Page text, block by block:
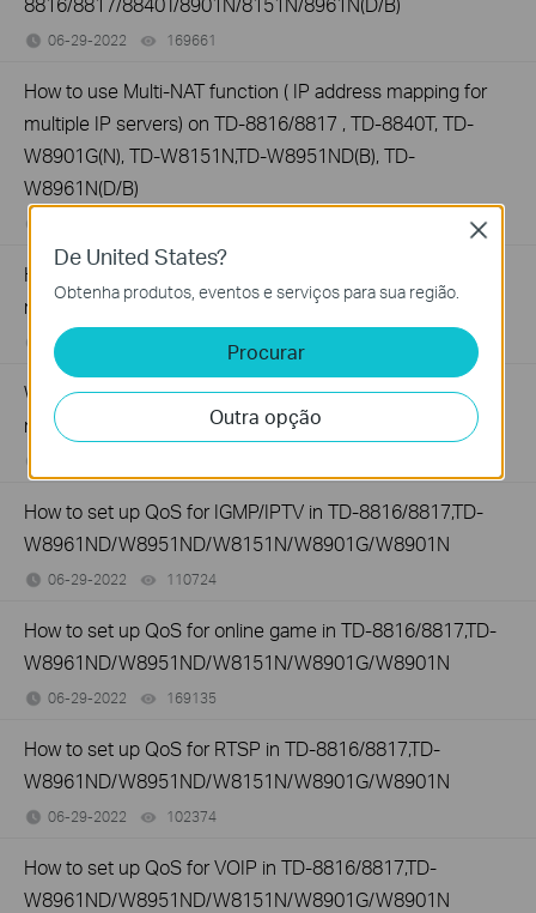
06-29-2022 169661
How to use Multi-NAT function ( IP address mapping for
multiple IP servers) on TD-8816/8817 , TD-8840T, TD-
W8901G(N), TD-W8151N,TD-W8951ND(B), TD-
W8961N(D/B)
How to configure Static Routing on TP-Link ADSL2+
modem router (Trendchip Solution)
06-29-2022 views
Why do I failed to upgrade the firmware of the DSL
modem router?
How to set up QoS for IGMP/IPTV in TD-8816/8817,TD-
W8961ND/W8951ND/W8151N/W8901G/W8901N
06-29-2022 110724
How to set up QoS for online game in TD-8816/8817,TD-
W8961ND/W8951ND/W8151N/W8901G/W8901N
06-29-2022 169135
How to set up QoS for RTSP in TD-8816/8817,TD-
W8961ND/W8951ND/W8151N/W8901G/W8901N
06-29-2022 102374
How to set up QoS for VOIP in TD-8816/8817,TD-
W8961ND/W8951ND/W8151N/W8901G/W8901N
De United States?
Obtenha produtos, eventos e serviços para sua região.
Procurar
Outra opção
Close